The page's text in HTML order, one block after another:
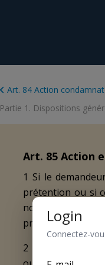
Art. 84 Action
Partie 1. Dispositions
Art. 85 Action
1 Si le
prétention ou si
non chiffrée. Il
provisoire.
2 Une fois les
Login
Connectez-